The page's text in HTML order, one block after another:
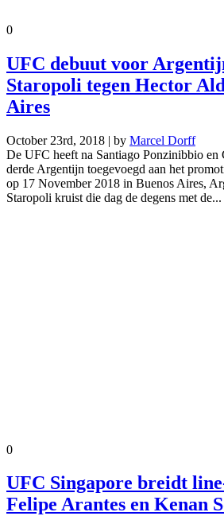
0
UFC debuut voor
Staropoli tegen Hector
Aires
October 23rd, 2018 | by Marcel Dorff
De UFC heeft na Santiago Ponzinibbio en
derde Argentijn toegevoegd aan het
op 17 November 2018 in Buenos Aires,
Staropoli kruist die dag de degens met de...
0
UFC Singapore breidt
Felipe Arantes en Kenan